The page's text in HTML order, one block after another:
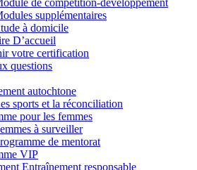
supplémentaires
à domicile
D’accueil
votre certification
questions
autochtone
sports et la réconciliation
pour les femmes
à surveiller
de mentorat
VIP
Entraînement responsable